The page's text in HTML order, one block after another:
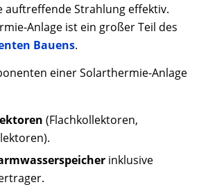
auftreffende Strahlung effektiv.
Anlage ist ein großer Teil des
Bauens.
einer Solarthermie-Anlage
(Flachkollektoren,
inklusive